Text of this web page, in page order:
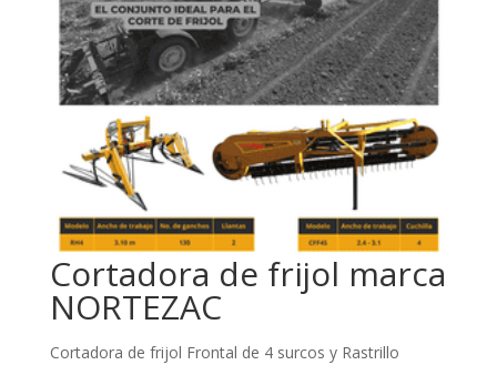
Cortadora de frijol marca
NORTEZAC
Cortadora de frijol Frontal de 4 surcos y Rastrillo